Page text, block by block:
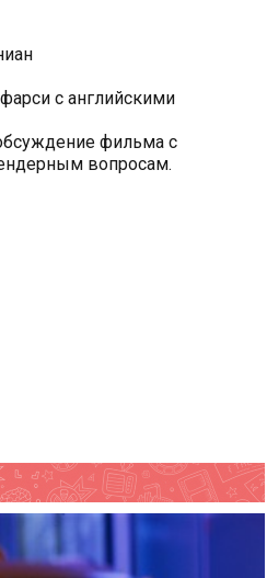
с английскими
фильма с
вопросам.